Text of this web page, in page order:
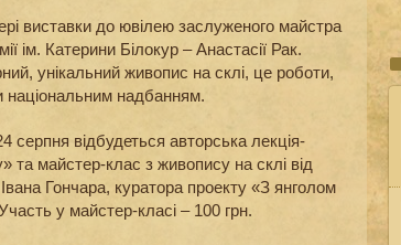
виставки до ювілею заслуженого майстра
ім. Катерини Білокур – Анастасії Рак.
унікальний живопис на склі, це роботи,
національним надбанням.
відбудеться авторська лекція-
та майстер-клас з живопису на склі від
Гончара, куратора проекту «З янголом
у майстер-класі – 100 грн.